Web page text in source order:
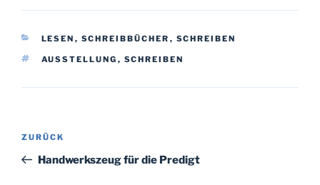
KATEGORIEN
LESEN , SCHREIBBÜCHER , SCHREIBEN
SCHLAGWÖRTER
AUSSTELLUNG , SCHREIBEN
Beitragsnavigation
Vorheriger
Beitrag
ZURÜCK
Handwerkszeug für die Predigt